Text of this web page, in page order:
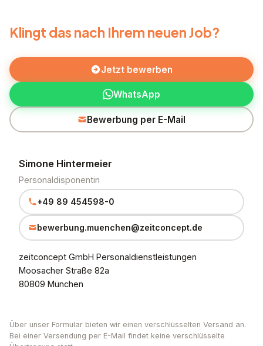
Klingt das nach Ihrem neuen Job?
Jetzt bewerben
WhatsApp
Bewerbung per E-Mail
Simone Hintermeier
Personaldisponentin
+49 89 454598-0
bewerbung.muenchen@zeitconcept.de
zeitconcept GmbH Personaldienstleistungen
Moosacher Straße 82a
80809 München
Über unser Formular bieten wir einen verschlüsselten Versand an.
Bei einer Versendung per E-Mail findet keine verschlüsselte